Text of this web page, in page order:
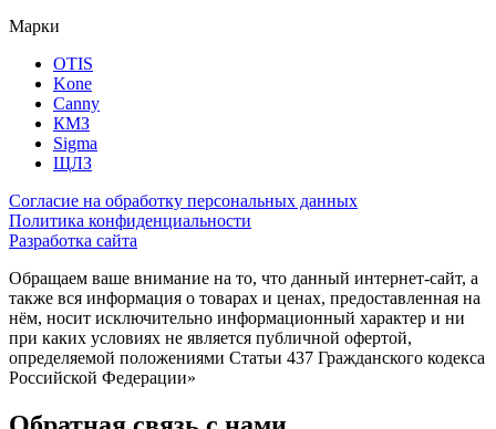
Марки
OTIS
Kone
Canny
КМЗ
Sigma
ЩЛЗ
Согласие на обработку персональных данных
Политика конфиденциальности
Разработка сайта
Обращаем ваше внимание на то, что данный интернет-сайт, а
также вся информация о товарах и ценах, предоставленная на
нём, носит исключительно информационный характер и ни
при каких условиях не является публичной офертой,
определяемой положениями Статьи 437 Гражданского кодекса
Российской Федерации»